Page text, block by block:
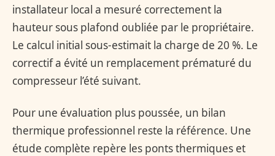
installateur local a mesuré correctement la
hauteur sous plafond oubliée par le propriétaire.
Le calcul initial sous-estimait la charge de 20 %. Le
correctif a évité un remplacement prématuré du
compresseur l’été suivant.
Pour une évaluation plus poussée, un bilan
thermique professionnel reste la référence. Une
étude complète repère les ponts thermiques et